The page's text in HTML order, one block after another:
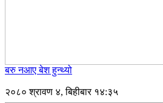
बरु नआए बेश हुन्थ्यो
२०८० श्रावण ४, बिहीबार १४:३५